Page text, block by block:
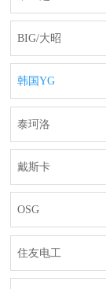
BIG/大昭
韩国YG
泰珂洛
戴斯卡
OSG
住友电工